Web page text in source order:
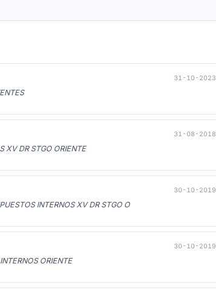
31-10-2023
31-08-2018
XV DR STGO ORIENTE
30-10-2019
INTERNOS XV DR STGO O
30-10-2019
ORIENTE